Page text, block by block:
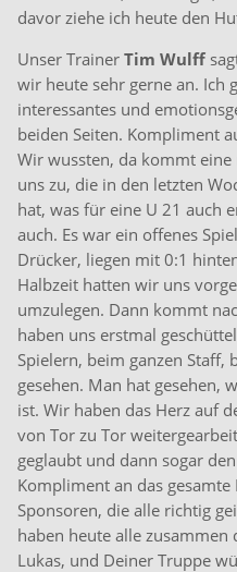
davor ziehe ich heute den
Unser Trainer Tim Wulff
wir heute sehr gerne an. Ich
interessantes und
beiden Seiten. Kompliment
Wir wussten, da kommt
uns zu, die in den letzten
hat, was für eine U 21 auch
auch. Es war ein offenes
Drücker, liegen mit 0:1
Halbzeit hatten wir uns
umzulegen. Dann kommt
haben uns erstmal
Spielern, beim ganzen Staff,
gesehen. Man hat gesehen,
ist. Wir haben das Herz auf
von Tor zu Tor
geglaubt und dann sogar
Kompliment an das
Sponsoren, die alle richtig
haben heute alle zusammen
Lukas, und Deiner Truppe